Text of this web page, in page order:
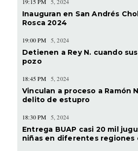
19:15 PM 5, 2024
Inauguran en San Andrés
Rosca 2024
19:00 PM 5, 2024
Detienen a Rey N. cuando
pozo
18:45 PM 5, 2024
Vinculan a proceso a Ramón
delito de estupro
18:30 PM 5, 2024
Entrega BUAP casi 20 mil
niñas en diferentes regiones